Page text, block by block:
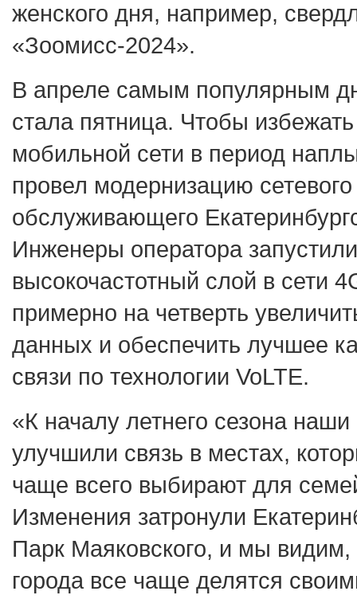
женского дня, например,
«Зоомисс-2024».
В апреле самым популярным
стала пятница. Чтобы избежать
мобильной сети в период
провел модернизацию
обслуживающего
Инженеры оператора
высокочастотный слой в сети
примерно на четверть
данных и обеспечить лучшее
связи по технологии VoLTE.
«К началу летнего сезона
улучшили связь в местах,
чаще всего выбирают для
Изменения затронули
Парк Маяковского, и мы видим,
города все чаще делятся